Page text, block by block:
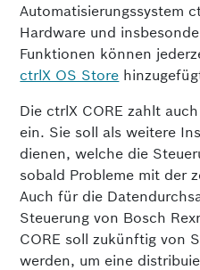
Automatisierungssystem
Hardware und
Funktionen können
ctrlX OS Store
Die ctrlX CORE zahlt
ein. Sie soll als weitere
dienen, welche die
sobald Probleme mit der
Auch für die
Steuerung von Bosch
CORE soll zukünftig von
werden, um eine